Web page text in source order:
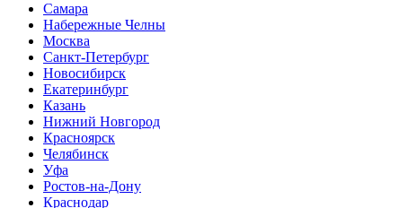
Самара
Набережные Челны
Москва
Санкт-Петербург
Новосибирск
Екатеринбург
Казань
Нижний Новгород
Красноярск
Челябинск
Уфа
Ростов-на-Дону
Краснодар